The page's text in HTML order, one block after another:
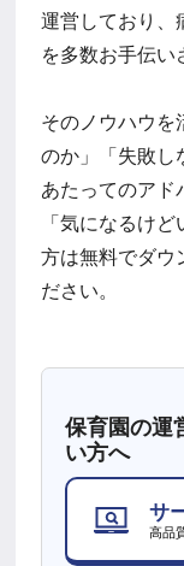
運営しており、
を多数お手伝い
そのノウハウを
のか」「失敗し
あたってのアド
「気になるけ
方は無料でダウ
ださい。
保育園の運
い方へ
サ
高品